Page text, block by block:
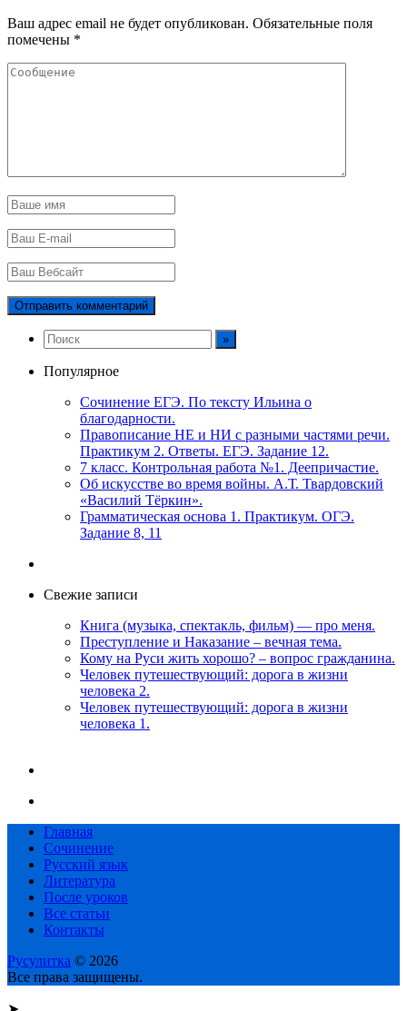
Ваш адрес email не будет опубликован. Обязательные поля
помечены *
Популярное
Сочинение ЕГЭ. По тексту Ильина о
благодарности.
Правописание НЕ и НИ с разными частями речи.
Практикум 2. Ответы. ЕГЭ. Задание 12.
7 класс. Контрольная работа №1. Деепричастие.
Об искусстве во время войны. А.Т. Твардовский
«Василий Тёркин».
Грамматическая основа 1. Практикум. ОГЭ.
Задание 8, 11
Свежие записи
Книга (музыка, спектакль, фильм) — про меня.
Преступление и Наказание – вечная тема.
Кому на Руси жить хорошо? – вопрос гражданина.
Человек путешествующий: дорога в жизни
человека 2.
Человек путешествующий: дорога в жизни
человека 1.
Главная
Сочинение
Русский язык
Литература
После уроков
Все статьи
Контакты
Русулитка © 2026
Все права защищены.